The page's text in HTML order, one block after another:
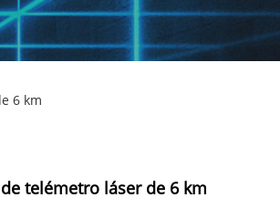
6 km
telémetro láser de 6 km